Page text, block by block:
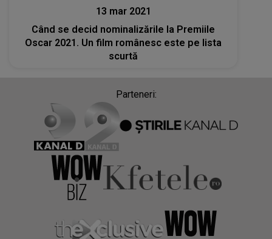
13 mar 2021
Când se decid nominalizările la Premiile
Oscar 2021. Un film românesc este pe lista
scurtă
Parteneri: